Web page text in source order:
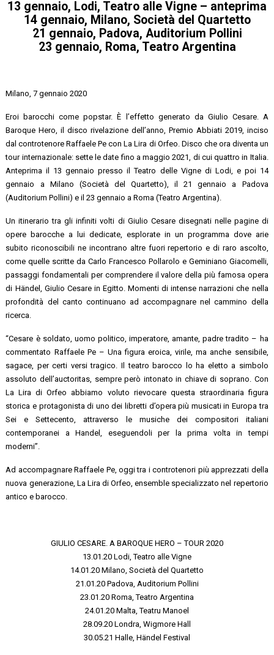
13 gennaio, Lodi, Teatro alle Vigne – anteprima
14 gennaio, Milano, Società del Quartetto
21 gennaio, Padova, Auditorium Pollini
23 gennaio, Roma, Teatro Argentina
Milano, 7 gennaio 2020
Eroi barocchi come popstar. È l’effetto generato da Giulio Cesare. A
Baroque Hero, il disco rivelazione dell’anno, Premio Abbiati 2019, inciso
dal controtenore Raffaele Pe con La Lira di Orfeo. Disco che ora diventa un
tour internazionale: sette le date fino a maggio 2021, di cui quattro in Italia.
Anteprima il 13 gennaio presso il Teatro delle Vigne di Lodi, e poi 14
gennaio a Milano (Società del Quartetto), il 21 gennaio a Padova
(Auditorium Pollini) e il 23 gennaio a Roma (Teatro Argentina).
Un itinerario tra gli infiniti volti di Giulio Cesare disegnati nelle pagine di
opere barocche a lui dedicate, esplorate in un programma dove arie
subito riconoscibili ne incontrano altre fuori repertorio e di raro ascolto,
come quelle scritte da Carlo Francesco Pollarolo e Geminiano Giacomelli,
passaggi fondamentali per comprendere il valore della più famosa opera
di Händel, Giulio Cesare in Egitto. Momenti di intense narrazioni che nella
profondità del canto continuano ad accompagnare nel cammino della
ricerca.
“Cesare è soldato, uomo politico, imperatore, amante, padre tradito – ha
commentato Raffaele Pe – Una figura eroica, virile, ma anche sensibile,
sagace, per certi versi tragico. Il teatro barocco lo ha eletto a simbolo
assoluto dell’auctoritas, sempre però intonato in chiave di soprano. Con
La Lira di Orfeo abbiamo voluto rievocare questa straordinaria figura
storica e protagonista di uno dei libretti d’opera più musicati in Europa tra
Sei e Settecento, attraverso le musiche dei compositori italiani
contemporanei a Handel, eseguendoli per la prima volta in tempi
moderni”.
Ad accompagnare Raffaele Pe, oggi tra i controtenori più apprezzati della
nuova generazione, La Lira di Orfeo, ensemble specializzato nel repertorio
antico e barocco.
GIULIO CESARE. A BAROQUE HERO – TOUR 2020
13.01.20 Lodi, Teatro alle Vigne
14.01.20 Milano, Società del Quartetto
21.01.20 Padova, Auditorium Pollini
23.01.20 Roma, Teatro Argentina
24.01.20 Malta, Teatru Manoel
28.09.20 Londra, Wigmore Hall
30.05.21 Halle, Händel Festival